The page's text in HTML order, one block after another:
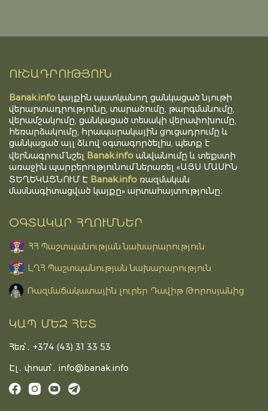
ՈՒՇԱԴՐՈՒԹՅՈՒՆ
Banak.info կայքին պատկանող ցանկացած նյութի
վերարտադրությունը, տարածումը, թարգմանումը,
վերամշակումը, ցանկացած տեսակի վերափոխումը,
հեռարձակումը, հրապարակային ցուցադրումը և
ցանկացած այլ ձևով օգտագործելիս, պետք է
վերնագրում նշել Banak.info անվանումը և տեքստի
առաջին պարբերությունում ներառել «ԱՅՍ ՄԱՍԻՆ
ՏԵՂԵԿԱՑՆՈՒՄ Է Banak.info ռազմական
մասնագիտացված կայքը» արտահայտությունը։
ՕԳՏԱԿԱՐ ՀՂՈՒՄՆԵՐ
ՀՀ Պաշտպանության նախարարություն
ԼՂՀ Պաշտպանության նախարարություն
Ռազմաճակատային լուրեր Դավիթ Թորոսյանից
ԿԱՊ ՄԵԶ ՀԵՏ
Հեռ՝․ +374 (43) 31 33 53
Էլ․ փոստ՝․ info@banak.info